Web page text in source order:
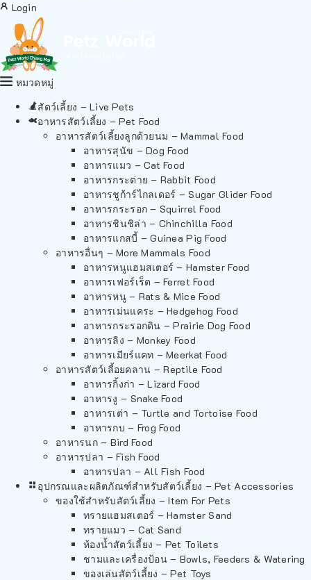
Login
หมวดหมู่
สัตว์เลี้ยง – Live Pets
อาหารสัตว์เลี้ยง – Pet Food
อาหารสัตว์เลี้ยงลูกด้วยนม – Mammal Food
อาหารสุนัข – Dog Food
อาหารแมว – Cat Food
อาหารกระต่าย – Rabbit Food
อาหารชูก้าร์ไกลเดอร์ – Sugar Glider Food
อาหารกระรอก – Squirrel Food
อาหารชินชิล่า – Chinchilla Food
อาหารแกสบี้ – Guinea Pig Food
อาหารอื่นๆ – More Mammals Food
อาหารหนูแฮมสเตอร์ – Hamster Food
อาหารเฟอร์เร็ต – Ferret Food
อาหารหนู – Rats & Mice Food
อาหารเม่นแคระ – Hedgehog Food
อาหารกระรอกดิน – Prairie Dog Food
อาหารลิง – Monkey Food
อาหารเมียร์แคท – Meerkat Food
อาหารสัตว์เลี้อยคลาน – Reptile Food
อาหารกิ้งก่า – Lizard Food
อาหารงู – Snake Food
อาหารเต่า – Turtle and Tortoise Food
อาหารกบ – Frog Food
อาหารนก – Bird Food
อาหารปลา – Fish Food
อาหารปลา – All Fish Food
อุปกรณและผลิตภัณฑ์สำหรับสัตว์เลี้ยง – Pet Accessories
ของใช้สำหรับสัตว์เลี้ยง – Item For Pets
ทรายแฮมสเตอร์ – Hamster Sand
ทรายแมว – Cat Sand
ห้องน้ำสัตว์เลี้ยง – Pet Toilets
ชามและเครื่องป้อน – Bowls, Feeders & Watering
ของเล่นสัตว์เลี้ยง – Pet Toys